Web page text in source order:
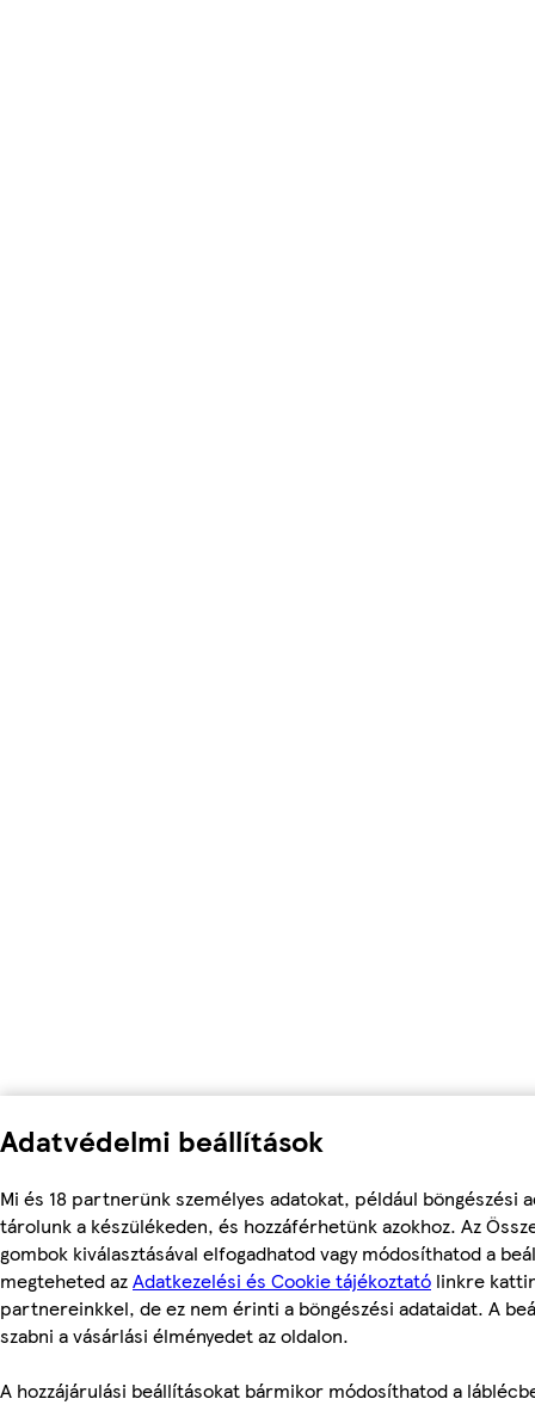
Adatvédelmi beállítások
Mi és 18 partnerünk személyes adatokat, például böngészési
tárolunk a készülékeden, és hozzáférhetünk azokhoz. Az
gombok kiválasztásával elfogadhatod vagy módosíthatod a
megteheted azAdatkezelési és Cookie tájékoztató linkre
partnereinkkel, de ez nem érinti a böngészési adataidat. A
szabni a vásárlási élményedet az oldalon.
A hozzájárulási beállításokat bármikor módosíthatod a